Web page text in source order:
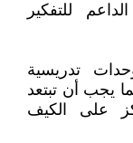
للتفكير
تدريسية
يجب أن تبتعد
على الكيف